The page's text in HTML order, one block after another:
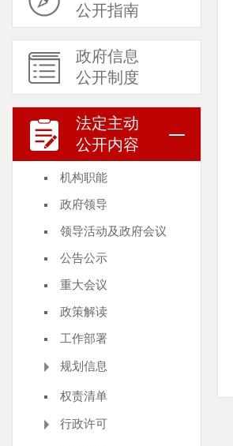
公开指南
政府信息
公开制度
法定主动
公开内容
机构职能
政府领导
领导活动及政府会议
公告公示
重大会议
政策解读
工作部署
规划信息
权责清单
行政许可